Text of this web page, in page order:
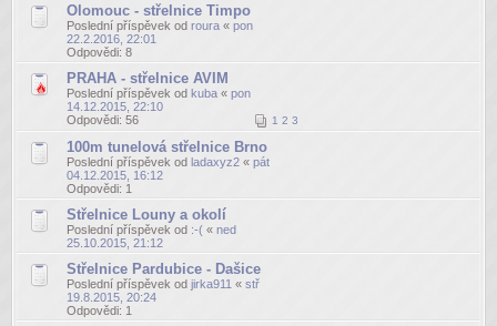
Olomouc - střelnice Timpo
Poslední příspěvek od roura « pon
22.2.2016, 22:01
Odpovědi: 8
PRAHA - střelnice AVIM
Poslední příspěvek od kuba « pon
14.12.2015, 22:10
Odpovědi: 56 1 2 3
100m tunelová střelnice Brno
Poslední příspěvek od ladaxyz2 « pát
04.12.2015, 16:12
Odpovědi: 1
Střelnice Louny a okolí
Poslední příspěvek od :-( « ned
25.10.2015, 21:12
Střelnice Pardubice - Dašice
Poslední příspěvek od jirka911 « stř
19.8.2015, 20:24
Odpovědi: 1